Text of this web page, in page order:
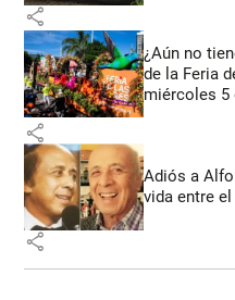
share
¿Aún no
de la Feria
miércoles 5
share
Adiós a
vida entre
share